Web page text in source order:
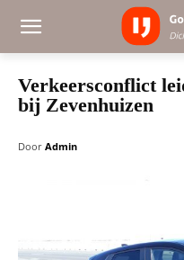
Verkeersconflict
bij Zevenhuizen
Door Admin